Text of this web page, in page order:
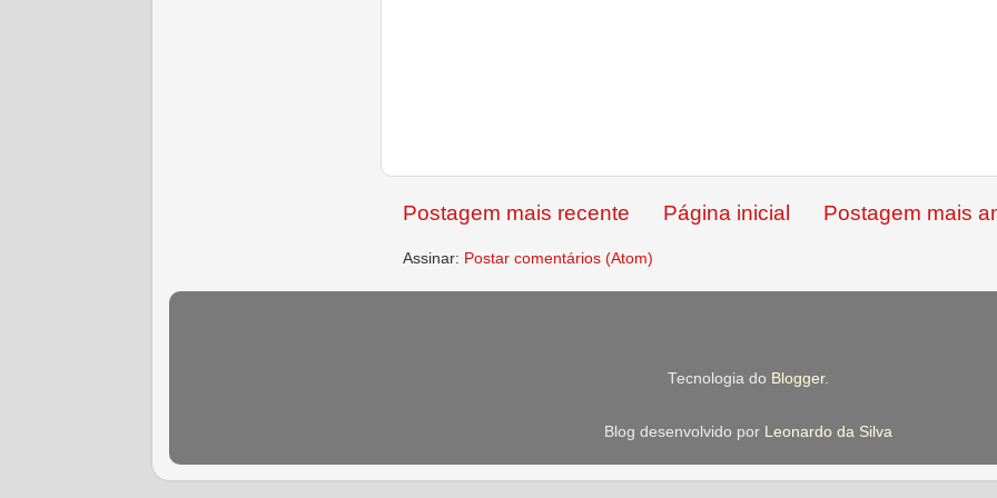
Postagem mais recente Postagem mais
Página inicial
Assinar: Postar comentários (Atom)
Tecnologia do Blogger.
Blog desenvolvido por Leonardo da Silva